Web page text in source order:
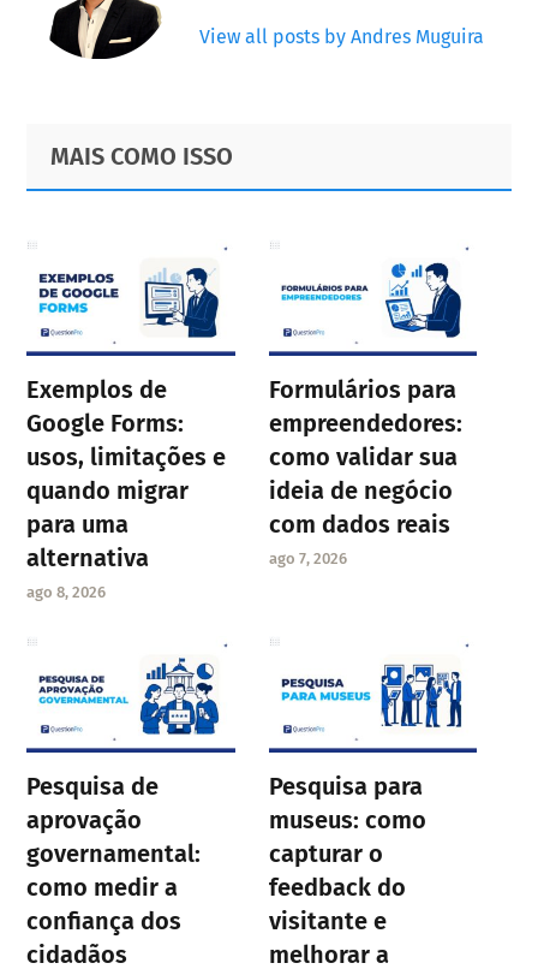
View all posts by Andres Muguira
Primary
Sidebar
Footer
MAIS COMO ISSO
Exemplos de
Google Forms:
usos, limitações e
quando migrar
para uma
alternativa
ago 8, 2026
Formulários para
empreendedores:
como validar sua
ideia de negócio
com dados reais
ago 7, 2026
Pesquisa de
aprovação
governamental:
como medir a
confiança dos
cidadãos
Pesquisa para
museus: como
capturar o
feedback do
visitante e
melhorar a